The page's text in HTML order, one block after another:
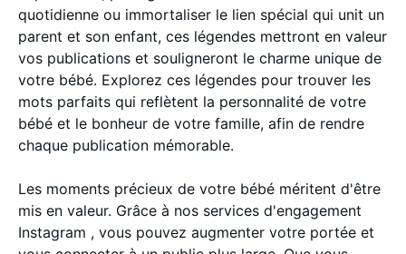
quotidienne ou immortaliser le lien spécial qui unit un
parent et son enfant, ces légendes mettront en valeur
vos publications et souligneront le charme unique de
votre bébé. Explorez ces légendes pour trouver les
mots parfaits qui reflètent la personnalité de votre
bébé et le bonheur de votre famille, afin de rendre
chaque publication mémorable.
Les moments précieux de votre bébé méritent d'être
mis en valeur. Grâce à nos services d'engagement
Instagram , vous pouvez augmenter votre portée et